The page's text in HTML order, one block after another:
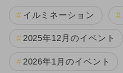
イルミネーション
2025年12月のイベント
2026年1月のイベント